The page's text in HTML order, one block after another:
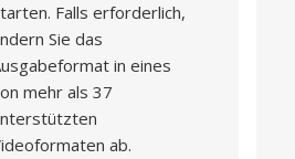
Falls erforderlich,
Sie das
in eines
mehr als 37
ab.